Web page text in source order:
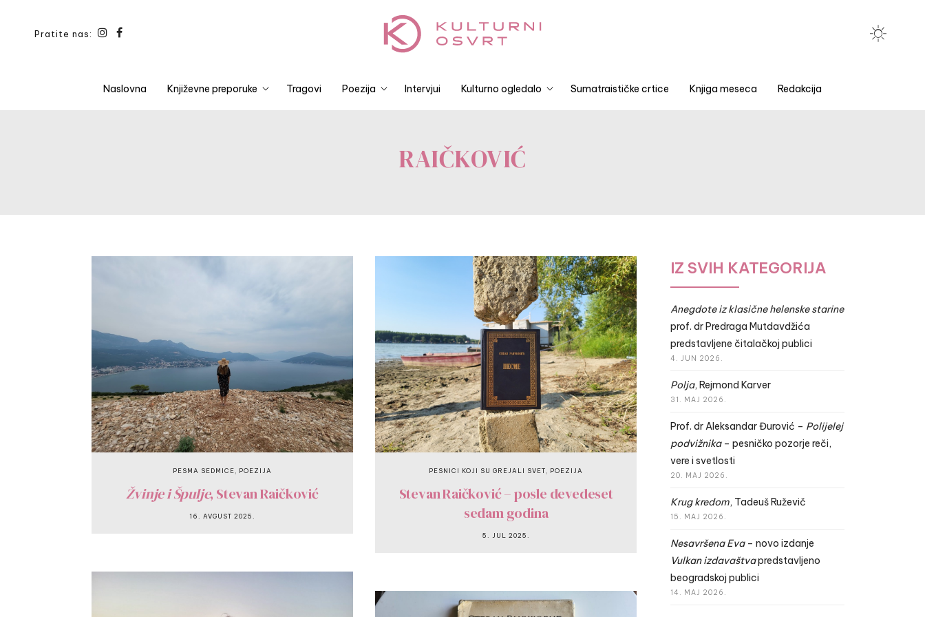
Pratite nas:
Naslovna Književne preporuke Tragovi Poezija Intervjui Kulturno ogledalo Sumatraističke crtice Knjiga meseca Redakcija
RAIČKOVIĆ
PESMA SEDMICE POEZIJA
Žvinje i Špulje, Stevan Raičković
16. AVGUST 2025.
PESNICI KOJI SU GREJALI SVET POEZIJA
Stevan Raičković – posle devedeset
sedam godina
5. JUL 2025.
IZ SVIH KATEGORIJA
Anegdote iz klasične helenske starine
prof. dr Predraga Mutdavdžića
predstavljene čitalačkoj publici
4. JUN 2026.
Polja, Rejmond Karver
31. MAJ 2026.
Prof. dr Aleksandar Đurović – Polijelej
podvižnika– pesničko pozorje reči,
vere i svetlosti
20. MAJ 2026.
Krug kredom, Tadeuš Ruževič
15. MAJ 2026.
Nesavršena Eva– novo izdanje
Vulkan izdavaštvapredstavljeno
beogradskoj publici
14. MAJ 2026.